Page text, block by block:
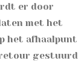
er door
met het
het afhaalpunt
gestuurd